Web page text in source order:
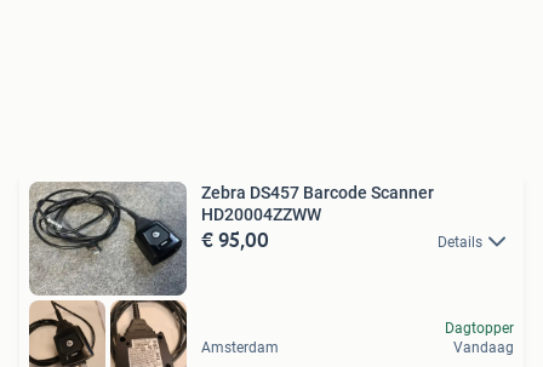
Zebra DS457 Barcode Scanner
HD20004ZZWW
€ 95,00 Details
Amsterdam
Dagtopper
Vandaag